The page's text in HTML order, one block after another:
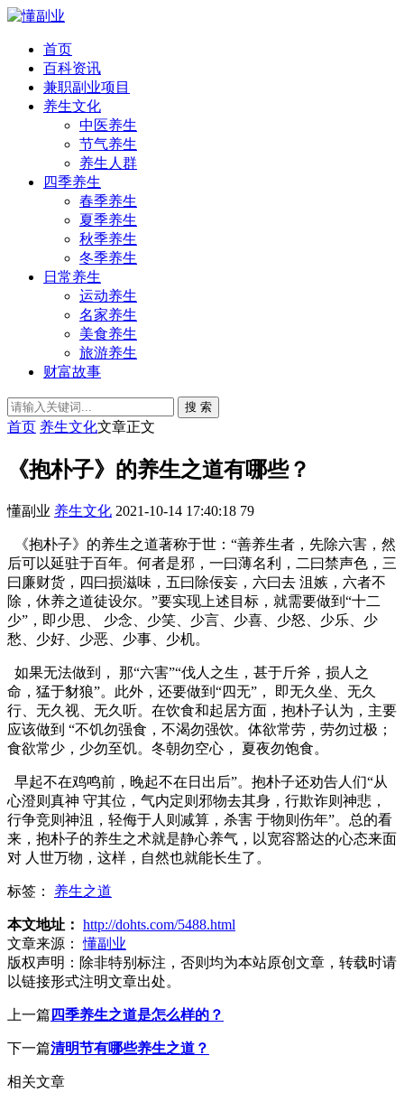
首页
百科资讯
兼职副业项目
养生文化
中医养生
节气养生
养生人群
四季养生
春季养生
夏季养生
秋季养生
冬季养生
日常养生
运动养生
名家养生
美食养生
旅游养生
财富故事
搜 索
首页 养生文化文章正文
《抱朴子》的养生之道有哪些？
懂副业 养生文化 2021-10-14 17:40:18 79
《抱朴子》的养生之道著称于世：“善养生者，先除六害，然
后可以延驻于百年。何者是邪，一曰薄名利，二曰禁声色，三
曰廉财货，四曰损滋味，五曰除佞妄，六曰去 沮嫉，六者不
除，休养之道徒设尔。”要实现上述目标，就需要做到“十二
少”，即少思、 少念、少笑、少言、少喜、少怒、少乐、少
愁、少好、少恶、少事、少机。
如果无法做到， 那“六害”“伐人之生，甚于斤斧，损人之
命，猛于豺狼”。此外，还要做到“四无”， 即无久坐、无久
行、无久视、无久听。在饮食和起居方面，抱朴子认为，主要
应该做到 “不饥勿强食，不渴勿强饮。体欲常劳，劳勿过极；
食欲常少，少勿至饥。冬朝勿空心， 夏夜勿饱食。
早起不在鸡鸣前，晚起不在日出后”。抱朴子还劝告人们“从
心澄则真神 守其位，气内定则邪物去其身，行欺诈则神悲，
行争竞则神沮，轻侮于人则减算，杀害 于物则伤年”。总的看
来，抱朴子的养生之术就是静心养气，以宽容豁达的心态来面
对 人世万物，这样，自然也就能长生了。
标签： 养生之道
本文地址： http://dohts.com/5488.html
文章来源：
懂副业
版权声明： 除非特别标注，否则均为本站原创文章，转载时请
以链接形式注明文章出处。
上一篇 四季养生之道是怎么样的？
下一篇清明节有哪些养生之道？
相关文章